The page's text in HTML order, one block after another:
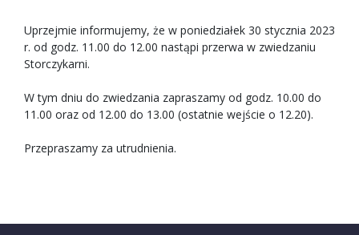
Uprzejmie informujemy, że w poniedziałek 30 stycznia 2023
r. od godz. 11.00 do 12.00 nastąpi przerwa w zwiedzaniu
Storczykarni.
W tym dniu do zwiedzania zapraszamy od godz. 10.00 do
11.00 oraz od 12.00 do 13.00 (ostatnie wejście o 12.20).
Przepraszamy za utrudnienia.